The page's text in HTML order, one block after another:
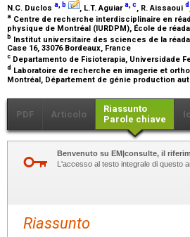
N.C. Duclos a, b , L.T. Aguiara,c, R. Aissaoui d
a Centre de recherche interdisciplinaire en
physique de Montréal (IURDPM), École de
b Institut universitaire des sciences de la
Case 16, 33076 Bordeaux, France
c Departamento de Fisioterapia, Universidade
d Laboratoire de recherche en imagerie et
Montréal, Département de génie production
PDF Articolo
Riassunto
Parole chiave
Benvenuto su EM|consulte, il
L'accesso al testo integrale di questo
Riassunto